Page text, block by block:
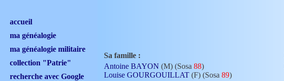
accueil
ma généalogie
ma généalogie militaire
collection "Patrie"
recherche avec Google
Sa famille :
Antoine BAYON (M) (Sosa 88)
Louise GOURGOUILLAT (F) (Sosa 89)